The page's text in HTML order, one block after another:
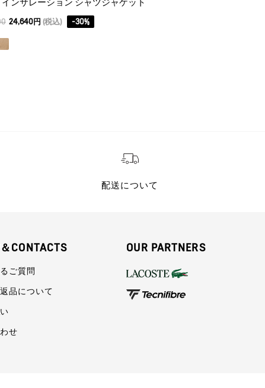
インサレーション シャツジャケット
24,640円 (税込) -30%
配送について
CONTACTS
ご質問
品について
せ
OUR PARTNERS